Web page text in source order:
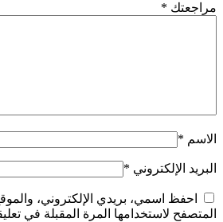
مراجعتك *
الاسم *
البريد الإلكتروني *
احفظ اسمي، بريدي الإلكتروني،
المتصفح لاستخدامها المرة المقبلة في